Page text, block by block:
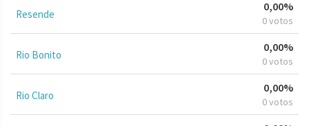
Resende
0,00%
0 votos
Rio Bonito
0,00%
0 votos
Rio Claro
0,00%
0 votos